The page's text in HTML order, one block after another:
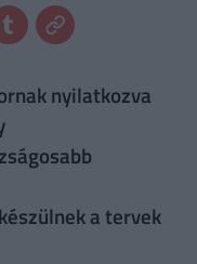
nyilatkozva
a tervek